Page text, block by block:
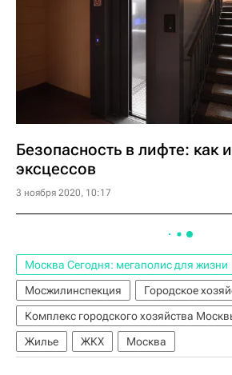
Безопасность в лифте: как
эксцессов
3 ноября 2020, 10:17
Москва Сегодня: мегаполис для жизни
Мосжилинспекция
Городское
Комплекс городского хозяйства
Жилье
ЖКХ Москва